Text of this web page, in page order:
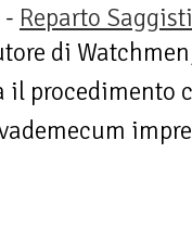
Reparto
di
procedimento